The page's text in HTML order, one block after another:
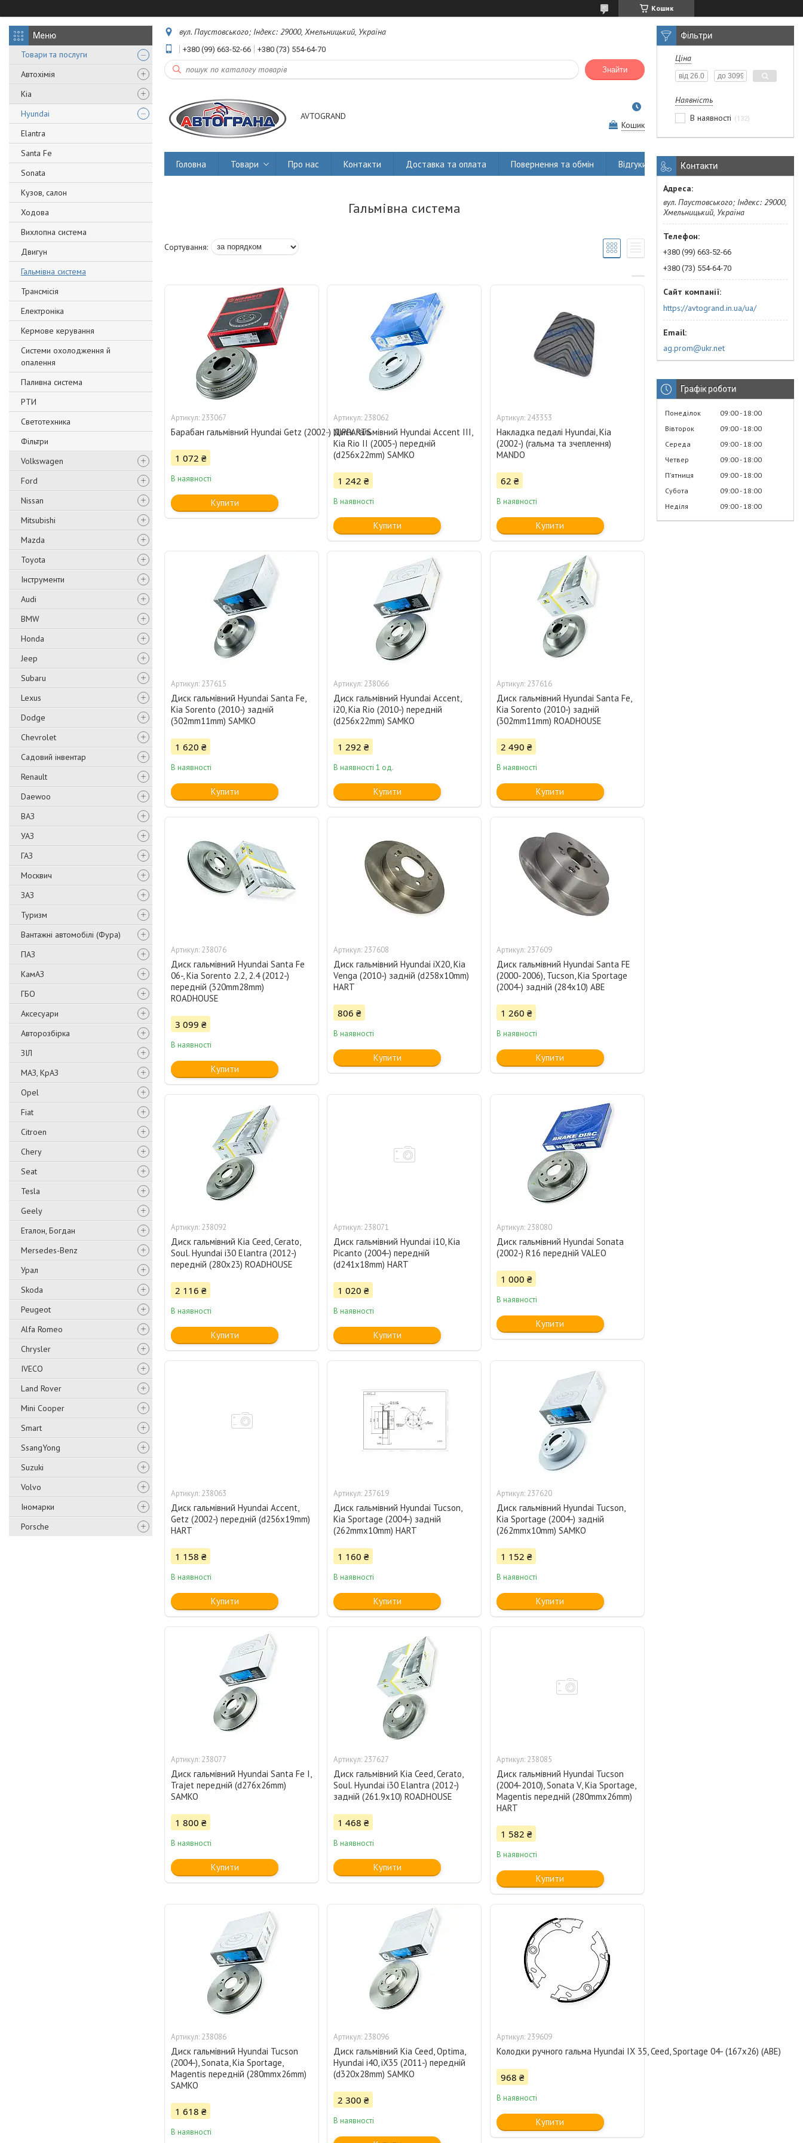
Кошик
Товари та послуги
Автохімія
Kia
Hyundai
Elantra
Santa Fe
Sonata
Кузов, салон
Ходова
Вихлопна система
Двигун
Гальмівна система
Трансмісія
Електроніка
Кермове керування
Системи охолодження й
опалення
Паливна система
РТИ
Светотехника
Фільтри
Volkswagen
Ford
Nissan
Mitsubishi
Mazda
Toyota
Інструменти
Audi
BMW
Honda
Jeep
Subaru
Lexus
Dodge
Chevrolet
Садовий інвентар
Renault
Daewoo
ВАЗ
УАЗ
ГАЗ
Москвич
ЗАЗ
Туризм
Вантажні автомобілі (Фура)
ПАЗ
КамАЗ
ГБО
Аксесуари
Авторозбірка
ЗІЛ
МАЗ, КрАЗ
Opel
Fiat
Citroen
Chery
Seat
Tesla
Geely
Еталон, Богдан
Mersedes-Benz
Урал
Skoda
Peugeot
Alfa Romeo
Chrysler
IVECO
Land Rover
Mini Cooper
Smart
SsangYong
Suzuki
Volvo
Іномарки
Porsche
вул. Паустовського; Індекс: 29000, Хмельницький, Україна
+380 (99) 663-52-66 +380 (73) 554-64-70
Знайти
AVTOGRAND
Кошик
Головна Товари Про нас Контакти Доставка та оплата Повернення та обмін Відгуки
Гальмівна система
233067
Барабан гальмівний Hyundai Getz (2002-) NIPPARTS
1 072 ₴
В наявності
Купити
238062
Диск гальмівний Hyundai Accent III,
Kia Rio II (2005-) передній
(d256x22mm) SAMKO
1 242 ₴
В наявності
Купити
243353
Накладка педалі Hyundai, Kia
(2002-) (гальма та зчеплення)
MANDO
62 ₴
В наявності
Купити
237615
Диск гальмівний Hyundai Santa Fe,
Kia Sorento (2010-) задній
(302mm11mm) SAMKO
1 620 ₴
В наявності
Купити
238066
Диск гальмівний Hyundai Accent,
i20, Kia Rio (2010-) передній
(d256x22mm) SAMKO
1 292 ₴
В наявності 1 од.
Купити
237616
Диск гальмівний Hyundai Santa Fe,
Kia Sorento (2010-) задній
(302mm11mm) ROADHOUSE
2 490 ₴
В наявності
Купити
238076
Диск гальмівний Hyundai Santa Fe
06-, Kia Sorento 2.2, 2.4 (2012-)
передній (320mm28mm)
ROADHOUSE
3 099 ₴
В наявності
Купити
237608
Диск гальмівний Hyundai iX20, Kia
Venga (2010-) задній (d258x10mm)
HART
806 ₴
В наявності
Купити
237609
Диск гальмівний Hyundai Santa FE
(2000-2006), Tucson, Kia Sportage
(2004-) задній (284x10) ABE
1 260 ₴
В наявності
Купити
238092
Диск гальмівний Kia Ceed, Cerato,
Soul. Hyundai i30 Elantra (2012-)
передній (280x23) ROADHOUSE
2 116 ₴
В наявності
Купити
238071
Диск гальмівний Hyundai i10, Kia
Picanto (2004-) передній
(d241x18mm) HART
1 020 ₴
В наявності
Купити
238080
Диск гальмівний Hyundai Sonata
(2002-) R16 передній VALEO
1 000 ₴
В наявності
Купити
238063
Диск гальмівний Hyundai Accent,
Getz (2002-) передній (d256x19mm)
HART
1 158 ₴
В наявності
Купити
237619
Диск гальмівний Hyundai Tucson,
Kia Sportage (2004-) задній
(262mmx10mm) HART
1 160 ₴
В наявності
Купити
237620
Диск гальмівний Hyundai Tucson,
Kia Sportage (2004-) задній
(262mmx10mm) SAMKO
1 152 ₴
В наявності
Купити
238077
Диск гальмівний Hyundai Santa Fe I,
Trajet передній (d276x26mm)
SAMKO
1 800 ₴
В наявності
Купити
237627
Диск гальмівний Kia Ceed, Cerato,
Soul. Hyundai i30 Elantra (2012-)
задній (261.9x10) ROADHOUSE
1 468 ₴
В наявності
Купити
238085
Диск гальмівний Hyundai Tucson
(2004-2010), Sonata V, Kia Sportage,
Magentis передній (280mmx26mm)
HART
1 582 ₴
В наявності
Купити
238086
Диск гальмівний Hyundai Tucson
(2004-), Sonata, Kia Sportage,
Magentis передній (280mmx26mm)
SAMKO
1 618 ₴
В наявності
238096
Диск гальмівний Kia Ceed, Optima,
Hyundai i40, iX35 (2011-) передній
(d320x28mm) SAMKO
2 300 ₴
В наявності
239609
Колодки ручного гальма Hyundai IX 35, Ceed, Sportage 04- (167x26) (ABE)
968 ₴
В наявності
Купити
Фільтри
Ціна
Наявність
В наявності
132
Контакти
вул. Паустовського; Індекс: 29000,
Хмельницький, Україна
+380 (99) 663-52-66
+380 (73) 554-64-70
https://avtogrand.in.ua/ua/
ag.prom@ukr.net
Графік роботи
Понеділок 09:00 18:00
Вівторок
09:00 18:00
Середа
09:00 18:00
Четвер
09:00 18:00
Пʼятниця
09:00 18:00
Субота
09:00 18:00
Неділя
09:00 18:00